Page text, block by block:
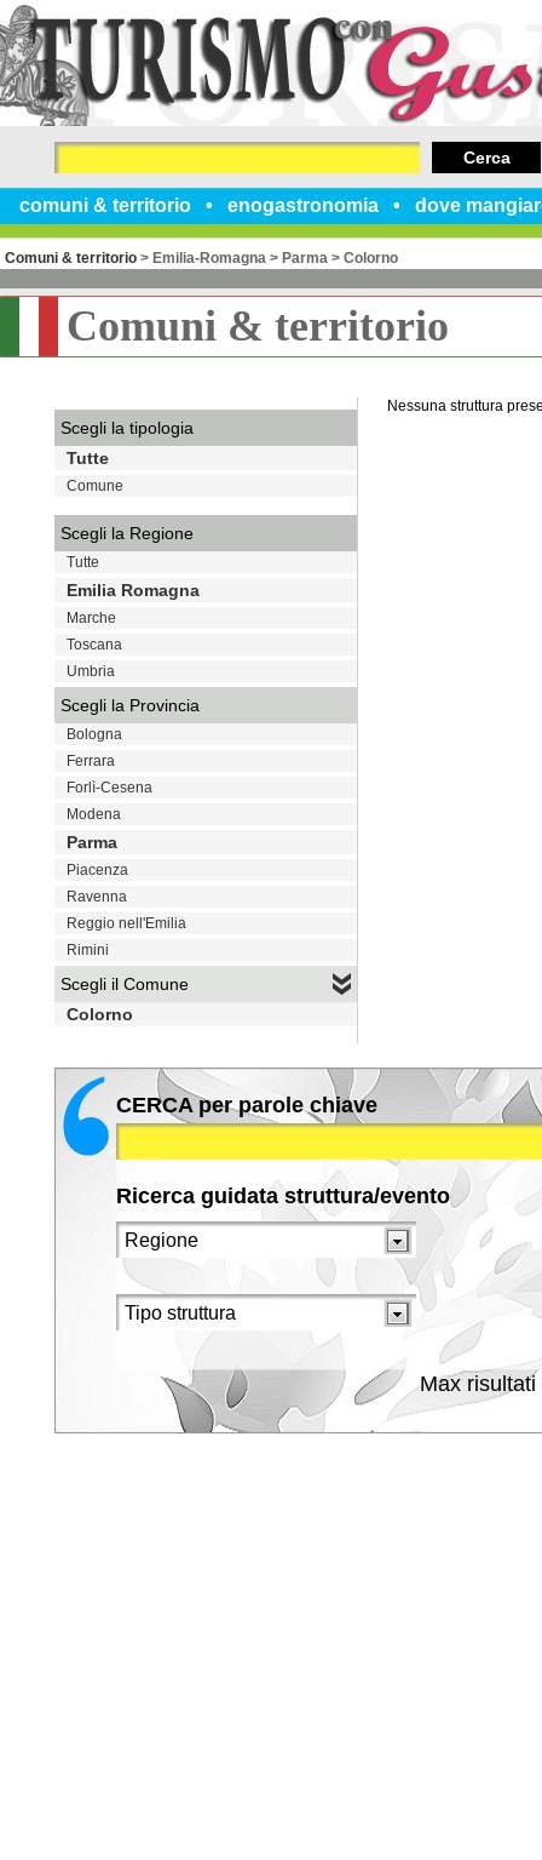
comuni & territorio enogastronomia dove
Cerca
Comuni & territorio > Emilia-Romagna > Parma > Colorno
Comuni & territorio
Nessuna struttura
Scegli la tipologia
Tutte
Comune
Scegli la Regione
Tutte
Emilia Romagna
Marche
Toscana
Umbria
Scegli la Provincia
Bologna
Ferrara
Forlì-Cesena
Modena
Parma
Piacenza
Ravenna
Reggio nell'Emilia
Rimini
Scegli il Comune
Colorno
CERCA per parole chiave
Ricerca guidata struttura/evento
Max risultati